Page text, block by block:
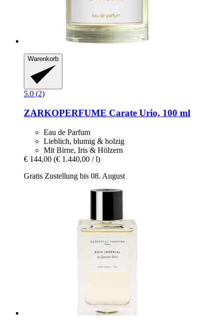
Warenkorb
5.0 (2)
ZARKOPERFUME Carate Urio, 100 ml
Eau de Parfum
Lieblich, blumig & holzig
Mit Birne, Iris & Hölzern
€ 144,00 (€ 1.440,00 / l)
Gratis Zustellung bis 08. August